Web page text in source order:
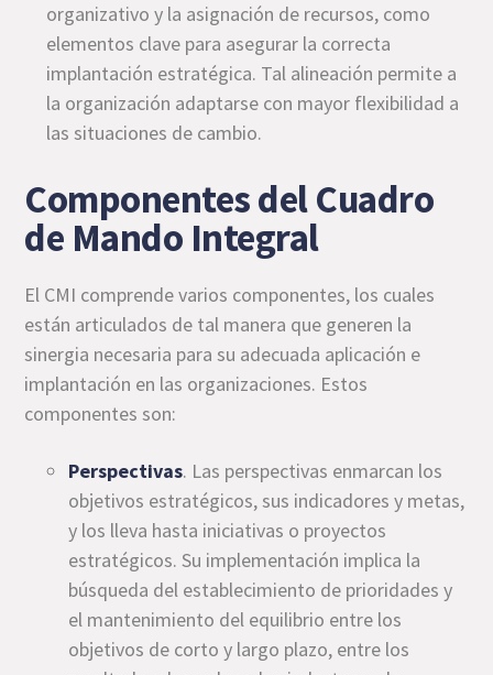
organizativo y la asignación de recursos, como
elementos clave para asegurar la correcta
implantación estratégica. Tal alineación permite a
la organización adaptarse con mayor flexibilidad a
las situaciones de cambio.
Componentes del Cuadro
de Mando Integral
El CMI comprende varios componentes, los cuales
están articulados de tal manera que generen la
sinergia necesaria para su adecuada aplicación e
implantación en las organizaciones. Estos
componentes son:
Perspectivas. Las perspectivas enmarcan los
objetivos estratégicos, sus indicadores y metas,
y los lleva hasta iniciativas o proyectos
estratégicos. Su implementación implica la
búsqueda del establecimiento de prioridades y
el mantenimiento del equilibrio entre los
objetivos de corto y largo plazo, entre los